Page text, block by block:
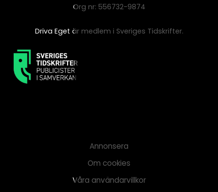
Org nr: 556732-9874
Driva Eget är medlem i Sveriges Tidskrifter.
Annonsera
Om cookies
Våra användarvillkor